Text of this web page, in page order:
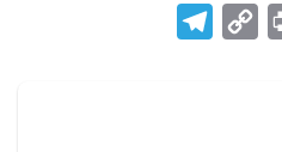
Copy
Telegram